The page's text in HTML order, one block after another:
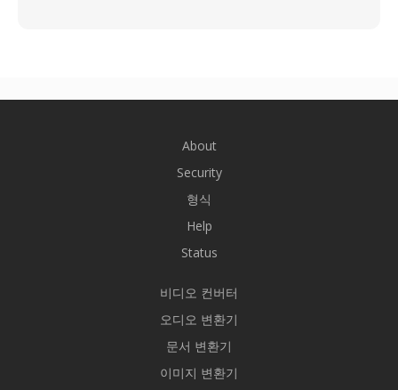
About
Security
형식
Help
Status
비디오 컨버터
오디오 변환기
문서 변환기
이미지 변환기